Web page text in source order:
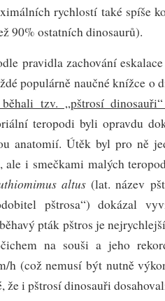
rychlostí také spíše
90% ostatních dinosaurů).
pravidla zachování
populárně naučné knížce o
tzv. „pštrosí
teropodi byli opravdu
anatomií. Útěk byl pro ně
i smečkami malých
altus(lat. název
pštrosa“) dokázal
pták pštros je
na souši a jeho
h (což nemusí být nutně
že i pštrosí dinosauři